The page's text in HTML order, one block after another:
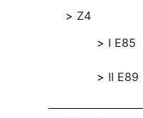
Z4
I E85
II E89